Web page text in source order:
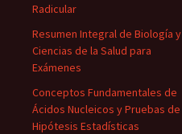
Radicular
Resumen Integral de Biología y
Ciencias de la Salud para
Exámenes
Conceptos Fundamentales de
Ácidos Nucleicos y Pruebas de
Hipótesis Estadísticas